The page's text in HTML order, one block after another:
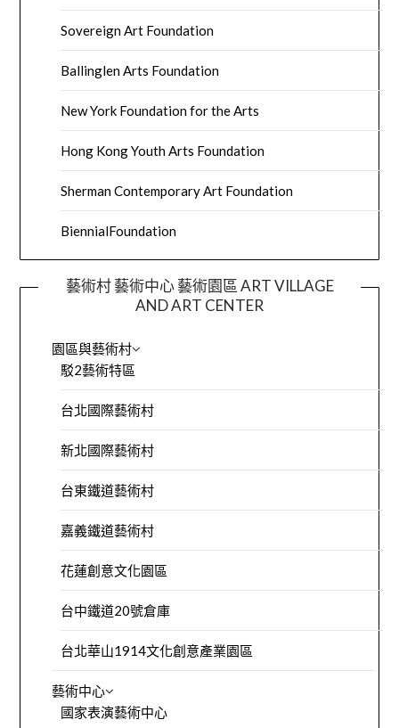
Sovereign Art Foundation
Ballinglen Arts Foundation
New York Foundation for the Arts
Hong Kong Youth Arts Foundation
Sherman Contemporary Art Foundation
BiennialFoundation
藝術村 藝術中心 藝術園區 ART VILLAGE
AND ART CENTER
園區與藝術村
駁2藝術特區
台北國際藝術村
新北國際藝術村
台東鐵道藝術村
嘉義鐵道藝術村
花蓮創意文化園區
台中鐵道20號倉庫
台北華山1914文化創意產業園區
藝術中心
國家表演藝術中心